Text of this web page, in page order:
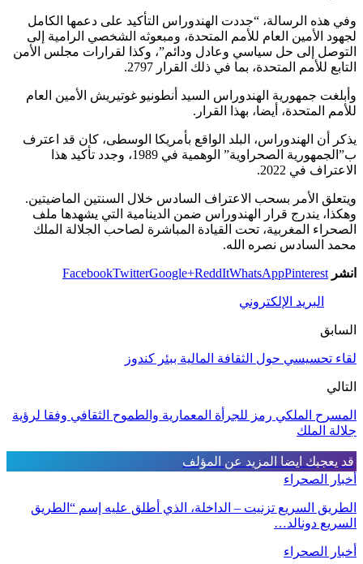
وفي هذه الرسالة، “جددت الهندوراس التأكيد على دعمها الكامل
لجهود الأمين العام للأمم المتحدة، ومبعوثه الشخصي الرامية إلى
التوصل إلى حل سياسي وعادل ودائم”، وكذا لقرارات مجلس الأمن
التابع للأمم المتحدة، بما في ذلك القرار 2797.
وأبلغت جمهورية الهندوراس السيد أنطونيو غوتيريش الأمين العام
للأمم المتحدة، أيضا، بهذا القرار.
يذكر أن الهندوراس، البلد الواقع بأمريكا الوسطى، كان قد اعترف
ب”الجمهورية الصحراوية” الوهمية في 1989، وجدد تأكيد هذا
الاعتراف في 2022.
ويتعلق الأمر بسحب الاعتراف السادس خلال السنتين الماضيتين.
وهكذا، يندرج قرار الهندوراس ضمن الدينامية التي يشهدها ملف
الصحراء المغربية، تحت القيادة المباشرة لصاحب الجلالة الملك
محمد السادس نصره الله.
انشر FacebookTwitterGoogle+ReddItWhatsAppPinterest
البريد الإلكتروني
السابق
لقاء تحسيسي حول الثقافة المالية ببئر كندوز
التالي
المسرح الملكي رمز للجرأة المعمارية والطموح الثقافي وفقا لرؤية
جلالة الملك
قد يعجبك ايضا المزيد عن المؤلف
أخبار الصحراء
الطريق السريع تزنيت – الداخلة، الذي أطلق عليه إسم “الطريق
السريع دونالد…
أخبار الصحراء